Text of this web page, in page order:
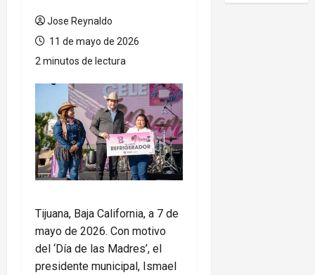
Jose Reynaldo
11 de mayo de 2026
2 minutos de lectura
Tijuana, Baja California, a 7 de
mayo de 2026. Con motivo
del ‘Día de las Madres’, el
presidente municipal, Ismael